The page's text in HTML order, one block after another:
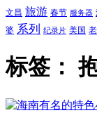
文昌 旅游 春节 服务器
婆 系列 纪录片 美国
标签：